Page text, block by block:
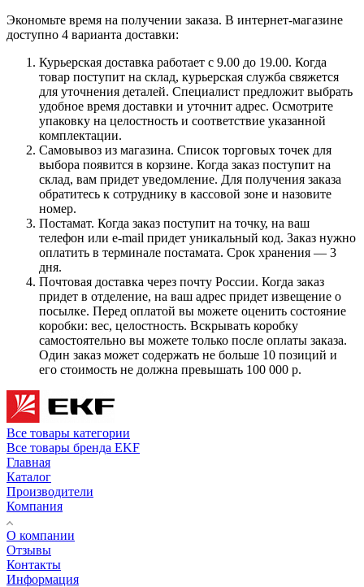
Экономьте время на получении заказа. В интернет-магазине
доступно 4 варианта доставки:
Курьерская доставка работает с 9.00 до 19.00. Когда
товар поступит на склад, курьерская служба свяжется
для уточнения деталей. Специалист предложит выбрать
удобное время доставки и уточнит адрес. Осмотрите
упаковку на целостность и соответствие указанной
комплектации.
Самовывоз из магазина. Список торговых точек для
выбора появится в корзине. Когда заказ поступит на
склад, вам придет уведомление. Для получения заказа
обратитесь к сотруднику в кассовой зоне и назовите
номер.
Постамат. Когда заказ поступит на точку, на ваш
телефон или e-mail придет уникальный код. Заказ нужно
оплатить в терминале постамата. Срок хранения — 3
дня.
Почтовая доставка через почту России. Когда заказ
придет в отделение, на ваш адрес придет извещение о
посылке. Перед оплатой вы можете оценить состояние
коробки: вес, целостность. Вскрывать коробку
самостоятельно вы можете только после оплаты заказа.
Один заказ может содержать не больше 10 позиций и
его стоимость не должна превышать 100 000 р.
Все товары категории
Все товары бренда EKF
Главная
Каталог
Производители
Компания
О компании
Отзывы
Контакты
Информация